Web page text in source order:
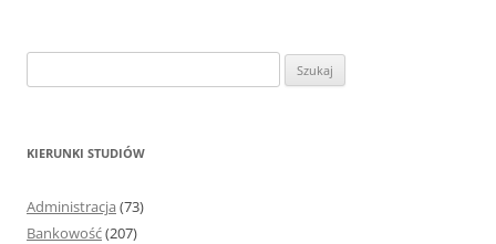
z
KIERUNKI STUDIÓW
Administracja (73)
Bankowość(207)